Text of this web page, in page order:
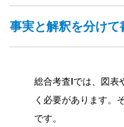
事実と解釈を分けて
総合考査Ⅰでは、図
く必要があります。
です。